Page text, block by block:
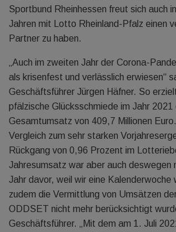
Sportbund Rheinhessen freut sich auch
Jahren mit Lotto Rheinland-Pfalz einen
Partner zu haben.
„Auch im zweiten Jahr der Corona-
als krisenfest und verlässlich erwiesen“
Geschäftsführer Jürgen Häfner. So
pfälzische Glücksschmiede im Jahr 2021
Gesamtumsatz von 409,7 Millionen
Vergleich zum sehr starken
Rückgang von 0,96 Prozent im
Jahresumsatz war aber auch deswegen
Jahr davor, weil wir eine Kalenderwoche
zudem die Vermittlung von Umsätzen
ODDSET nicht mehr berücksichtigt
Geschäftsführer. „Mit dem am 1. Juli